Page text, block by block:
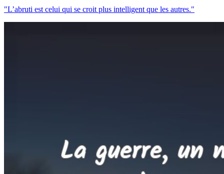
"L’abruti est celui qui se croit plus intelligent que les autres."